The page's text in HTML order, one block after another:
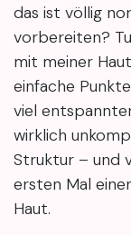
das ist völlig
vorbereiten?
mit meiner
einfache
viel
wirklich
Struktur – und
ersten Mal
Haut.